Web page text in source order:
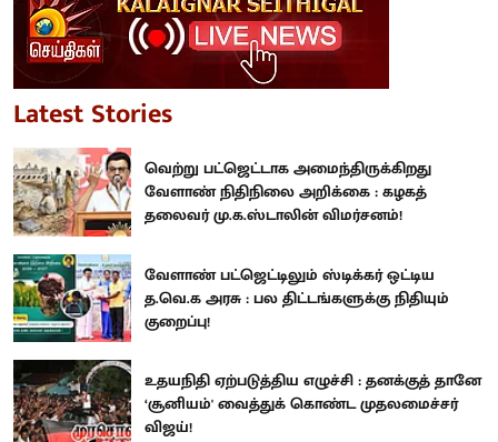
Latest Stories
வெற்று பட்ஜெட்டாக அமைந்திருக்கிறது
வேளாண் நிதிநிலை அறிக்கை : கழகத்
தலைவர் மு.க.ஸ்டாலின் விமர்சனம்!
வேளாண் பட்ஜெட்டிலும் ஸ்டிக்கர் ஒட்டிய
த.வெ.க அரசு : பல திட்டங்களுக்கு நிதியும்
குறைப்பு!
உதயநிதி ஏற்படுத்திய எழுச்சி : தனக்குத் தானே
‘சூனியம்' வைத்துக் கொண்ட முதலமைச்சர்
விஜய்!